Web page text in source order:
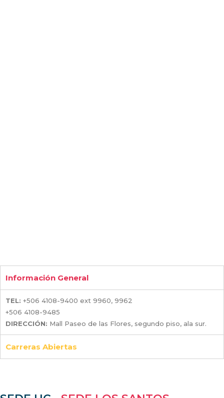
Información General
TEL: +506 4108-9400 ext 9960, 9962
+506 4108-9485
DIRECCIÓN: Mall Paseo de las Flores, segundo piso, ala sur.
Carreras Abiertas